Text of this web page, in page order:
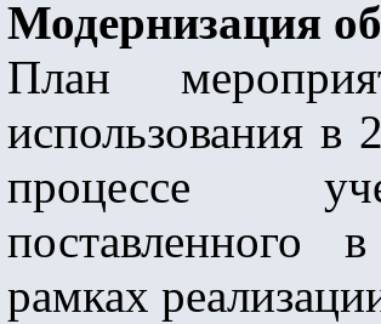
Модернизация
План
использования в
процессе
поставленного
рамках